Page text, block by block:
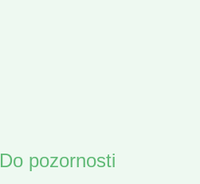
Do pozornosti